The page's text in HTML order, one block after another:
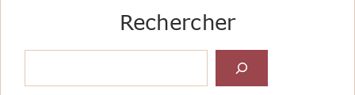
Rechercher